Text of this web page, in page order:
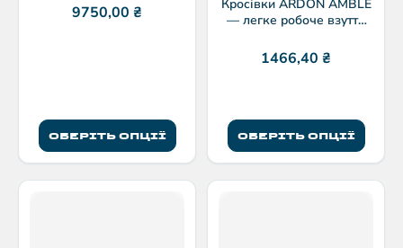
9750,00 ₴
ОБЕРІТЬ ОПЦІЇ
Кросівки ARDON AMBLE
— легке робоче взуття
1466,40 ₴
ОБЕРІТЬ ОПЦІЇ